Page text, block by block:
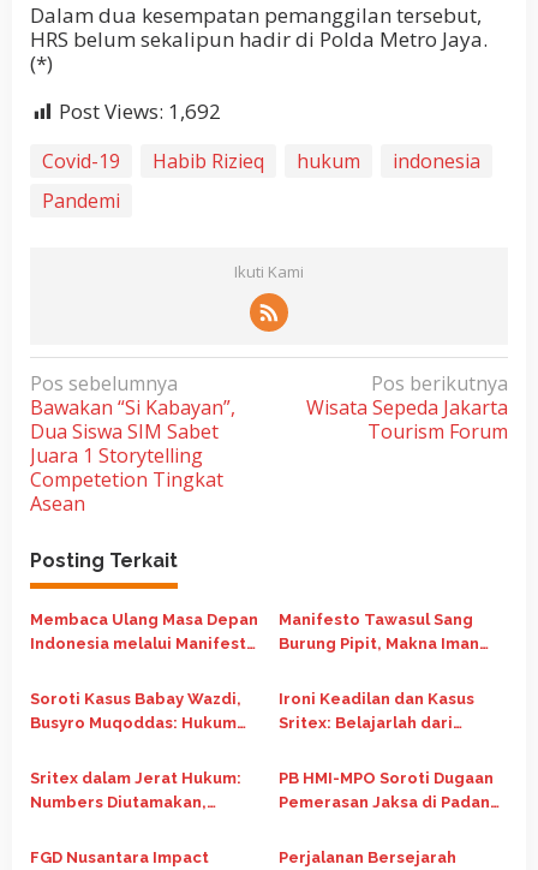
Dalam dua kesempatan pemanggilan tersebut,
HRS belum sekalipun hadir di Polda Metro Jaya.
(*)
Post Views: 1,692
Covid-19 Habib Rizieq hukum
indonesia
Pandemi
Ikuti Kami
N
a
v
i
g
a
s
i
p
s
Pos sebelumnya
Bawakan “Si Kabayan”,
Dua Siswa SIM Sabet
Juara 1 Storytelling
Competetion Tingkat
Asean
Pos berikutnya
Wisata Sepeda Jakarta
Tourism Forum
Posting Terkait
Membaca Ulang Masa Depan
Indonesia melalui Manifesto
Manifesto Tawasul Sang
Burung Pipit, Makna Iman
Soroti Kasus Babay Wazdi,
Busyro Muqoddas: Hukum
Kepentingan Kekuasaan
Ironi Keadilan dan Kasus
Sritex: Belajarlah dari
Sritex dalam Jerat Hukum:
Numbers Diutamakan,
PB HMI-MPO Soroti Dugaan
Pemerasan Jaksa di Padang
FGD Nusantara Impact
Perjalanan Bersejarah